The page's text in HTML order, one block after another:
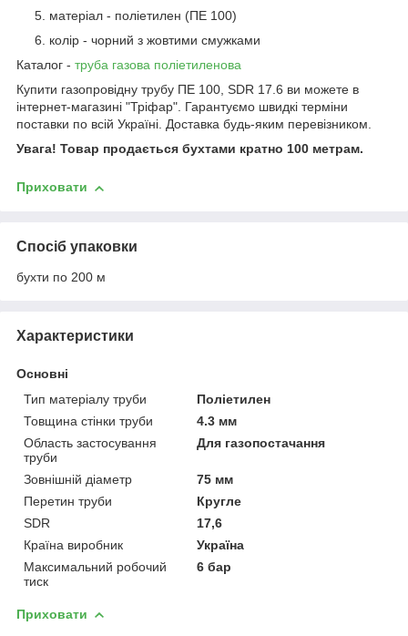
матеріал - поліетилен (ПЕ 100)
колір - чорний з жовтими смужками
Каталог - труба газова поліетиленова
Купити газопровідну трубу ПЕ 100, SDR 17.6 ви можете в
інтернет-магазині "Тріфар". Гарантуємо швидкі терміни
поставки по всій Україні. Доставка будь-яким перевізником.
Увага! Товар продається бухтами кратно 100 метрам.
Приховати
Спосіб упаковки
бухти по 200 м
Характеристики
Основні
Тип матеріалу труби
Поліетилен
Товщина стінки труби
4.3 мм
Область застосування
труби
Для газопостачання
Зовнішній діаметр
75 мм
Перетин труби
Кругле
SDR
17,6
Країна виробник
Україна
Максимальний робочий
тиск
6 бар
Приховати